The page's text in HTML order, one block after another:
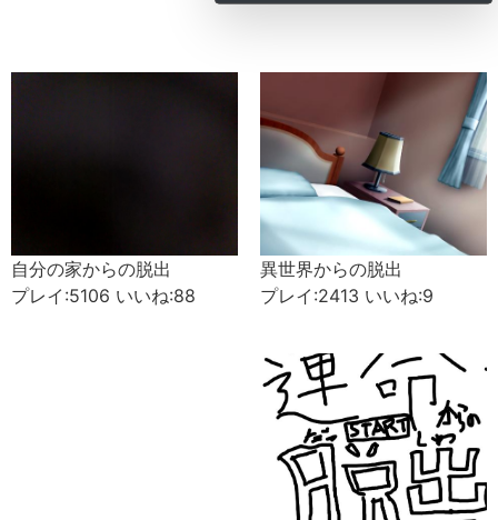
自分の家からの脱出
プレイ:5106 いいね:88
異世界からの脱出
プレイ:2413 いいね:9